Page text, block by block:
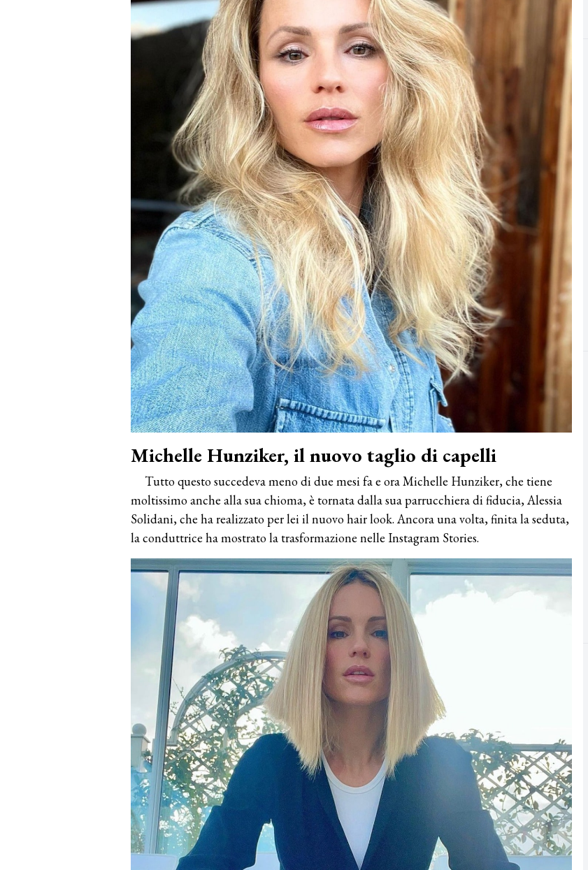
Michelle Hunziker, il nuovo taglio di capelli
Tutto questo succedeva meno di due mesi fa e ora Michelle Hunziker, che tiene
moltissimo anche alla sua chioma, è tornata dalla sua parrucchiera di fiducia, Alessia
Solidani, che ha realizzato per lei il nuovo hair look. Ancora una volta, finita la seduta,
la conduttrice ha mostrato la trasformazione nelle Instagram Stories.